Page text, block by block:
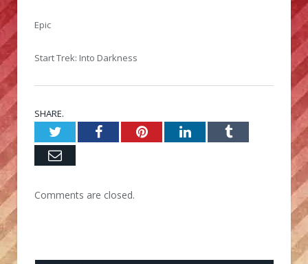
Epic
Start Trek: Into Darkness
SHARE.
TwitterFacebookPinterestLinkedInTumblr
Email
Comments are closed.